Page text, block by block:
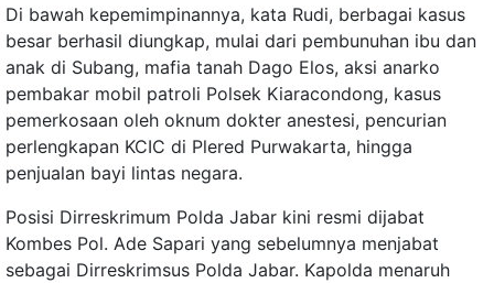
Di bawah kepemimpinannya, kata Rudi, berbagai kasus
besar berhasil diungkap, mulai dari pembunuhan ibu dan
anak di Subang, mafia tanah Dago Elos, aksi anarko
pembakar mobil patroli Polsek Kiaracondong, kasus
pemerkosaan oleh oknum dokter anestesi, pencurian
perlengkapan KCIC di Plered Purwakarta, hingga
penjualan bayi lintas negara.
Posisi Dirreskrimum Polda Jabar kini resmi dijabat
Kombes Pol. Ade Sapari yang sebelumnya menjabat
sebagai Dirreskrimsus Polda Jabar. Kapolda menaruh